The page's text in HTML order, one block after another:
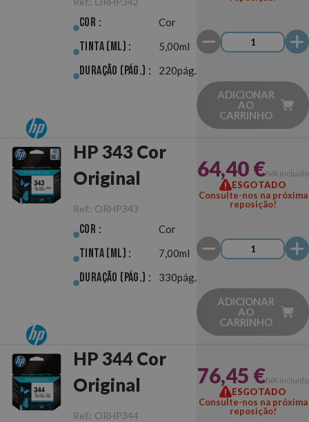
Cor : Cor
Tinta (ml) : 5,00ml
Duração (pág.) : 220pág.
ADICIONAR
AO
CARRINHO
HP 343 Cor
Original
Ref.: ORHP343
Cor : Cor
Tinta (ml) : 7,00ml
Duração (pág.) : 330pág.
64,40 €IVA incluído
ESGOTADO
Consulte-nos na próxima
reposição!
ADICIONAR
AO
CARRINHO
HP 344 Cor
Original
Ref.: ORHP344
76,45 €IVA incluído
ESGOTADO
Consulte-nos na próxima
reposição!